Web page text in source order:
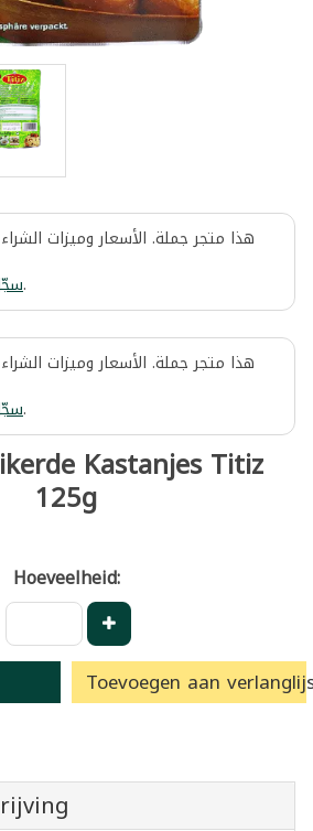
هذا متجر جملة. الأسعار وميزات
.
هذا متجر جملة. الأسعار وميزات
.
Kastanjes Titiz
125g
Hoeveelheid:
Toevoegen aan